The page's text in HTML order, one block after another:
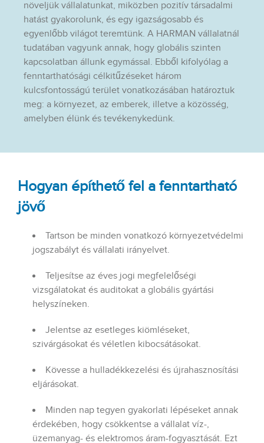
növeljük vállalatunkat, miközben pozitív társadalmi
hatást gyakorolunk, és egy igazságosabb és
egyenlőbb világot teremtünk. A HARMAN vállalatnál
tudatában vagyunk annak, hogy globális szinten
kapcsolatban állunk egymással. Ebből kifolyólag a
fenntarthatósági célkitűzéseket három
kulcsfontosságú terület vonatkozásában határoztuk
meg: a környezet, az emberek, illetve a közösség,
amelyben élünk és tevékenykedünk.
Hogyan építhető fel a fenntartható
jövő
Tartson be minden vonatkozó környezetvédelmi
jogszabályt és vállalati irányelvet.
Teljesítse az éves jogi megfelelőségi
vizsgálatokat és auditokat a globális gyártási
helyszíneken.
Jelentse az esetleges kiömléseket,
szivárgásokat és véletlen kibocsátásokat.
Kövesse a hulladékkezelési és újrahasznosítási
eljárásokat.
Minden nap tegyen gyakorlati lépéseket annak
érdekében, hogy csökkentse a vállalat víz-,
üzemanyag- és elektromos áram-fogyasztását. Ezt